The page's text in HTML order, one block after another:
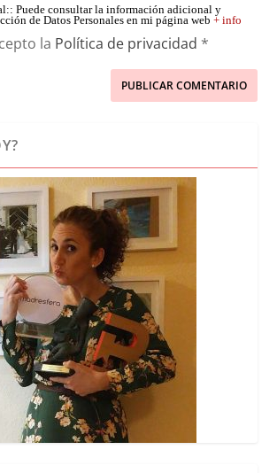
: Puede consultar la información adicional y
de Datos Personales en mi página web+ info
la Política de privacidad *